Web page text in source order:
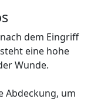
dem Eingriff
eine hohe
Wunde.
Abdeckung, um